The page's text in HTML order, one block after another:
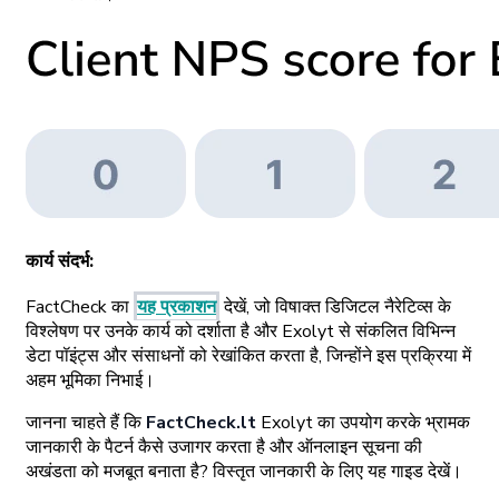
कार्य संदर्भ:
FactCheck का यह प्रकाशन देखें, जो विषाक्त डिजिटल नैरेटिव्स के
विश्लेषण पर उनके कार्य को दर्शाता है और Exolyt से संकलित विभिन्न
डेटा पॉइंट्स और संसाधनों को रेखांकित करता है, जिन्होंने इस प्रक्रिया में
अहम भूमिका निभाई।
जानना चाहते हैं किFactCheck.lt Exolyt का उपयोग करके भ्रामक
जानकारी के पैटर्न कैसे उजागर करता है और ऑनलाइन सूचना की
अखंडता को मजबूत बनाता है? विस्तृत जानकारी के लिए यह गाइड देखें।